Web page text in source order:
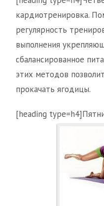
кардиотренировка.
регулярность
выполнения
сбалансированное
этих методов
прокачать ягодицы.
[heading